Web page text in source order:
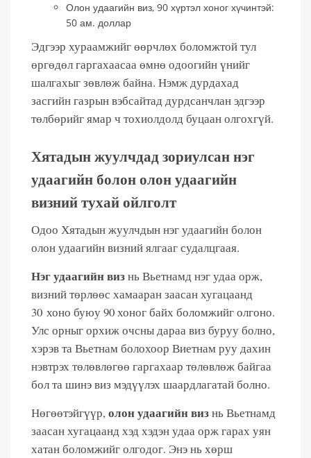
Олон удаагийн виз, 90 хүртэл хоног хүчинтэй:
50 ам. доллар
Эдгээр хураамжийг өөрчлөх боломжтой тул
өргөдөл гаргахаасаа өмнө одоогийн үнийг
шалгахыг зөвлөж байна. Нэмж дурдахад
засгийн газрын вэбсайтад дурдсанчлан эдгээр
төлбөрийг ямар ч тохиолдолд буцаан олгохгүй.
Хятадын жуулчдад зориулсан нэг
удаагийн болон олон удаагийн
визний тухай ойлголт
Одоо Хятадын жуулчдын нэг удаагийн болон
олон удаагийн визний ялгааг судалцгаая.
Нэг удаагийн визнь Вьетнамд нэг удаа орж,
визний төрлөөс хамааран заасан хугацаанд
30 хоно буюу 90 хоног байх боломжийг олгоно.
Улс орныг орхиж очсны дараа виз буруу болно,
хэрэв та Вьетнам болохоор Виетнам руу дахин
нэвтрэх төлөвлөгөө гаргахаар төлөвлөж байгаа
бол та шинэ виз мэдүүлэх шаардлагатай болно.
Нөгөөтэйгүүр,олон удаагийн визнь Вьетнамд
заасан хугацаанд хэд хэдэн удаа орж гарах уян
хатан боломжийг олгодог. Энэ нь хөрш